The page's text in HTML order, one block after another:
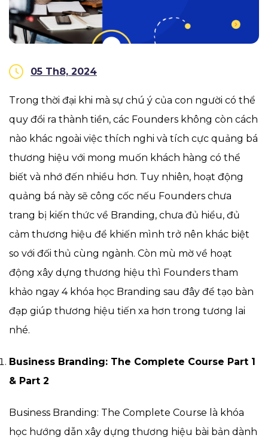
05 Th8, 2024
Trong thời đại khi mà sự chú ý của con người có thể
quy đổi ra thành tiền, các Founders không còn cách
nào khác ngoài việc thích nghi và tích cực quảng bá
thương hiệu với mong muốn khách hàng có thể
biết và nhớ đến nhiều hơn. Tuy nhiên, hoạt động
quảng bá này sẽ công cốc nếu Founders chưa
trang bị kiến thức về Branding, chưa đủ hiểu, đủ
cảm thương hiệu để khiến mình trở nên khác biệt
so với đối thủ cùng ngành. Còn mù mờ về hoạt
động xây dựng thương hiệu thì Founders tham
khảo ngay 4 khóa học Branding sau đây để tạo bàn
đạp giúp thương hiệu tiến xa hơn trong tương lai
nhé.
Business Branding: The Complete Course Part 1
& Part 2
Business Branding: The Complete Course là khóa
học hướng dẫn xây dựng thương hiệu bài bản dành